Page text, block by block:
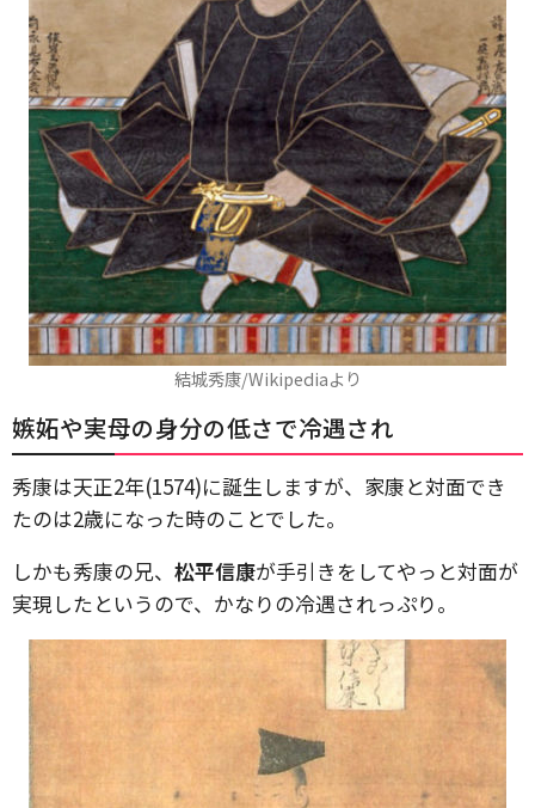
結城秀康/Wikipediaより
嫉妬や実母の身分の低さで冷遇され
秀康は天正2年(1574)に誕生しますが、家康と対面でき
たのは2歳になった時のことでした。
しかも秀康の兄、 松平信康が手引きをしてやっと対面が
実現したというので、かなりの冷遇されっぷり。